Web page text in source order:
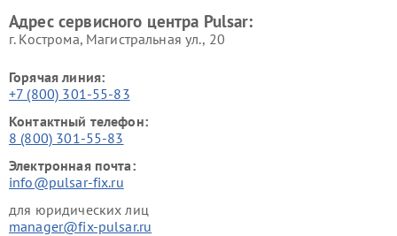
Адрес сервисного центра Pulsar:
г. Кострома, Магистральная ул., 20
Горячая линия:
+7 (800) 301-55-83
Контактный телефон:
8 (800) 301-55-83
Электронная почта:
info@pulsar-fix.ru
для юридических лиц
manager@fix-pulsar.ru